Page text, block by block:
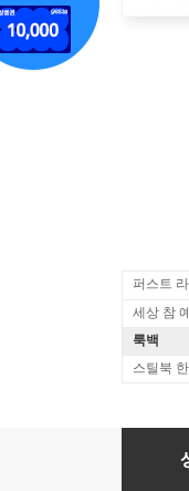
퍼스트
세상 참
룩백
스틸북
도신 :